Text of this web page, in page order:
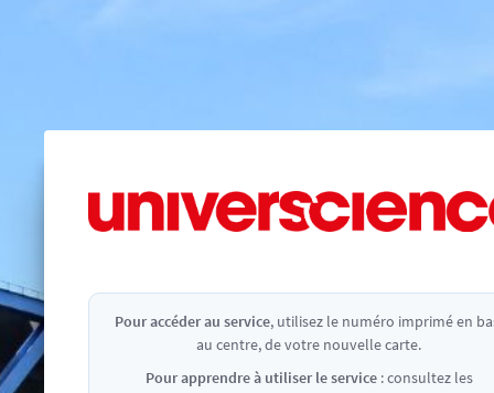
Pour accéder au service, utilisez le numéro imprimé en
au centre, de votre nouvelle carte.
Pour apprendre à utiliser le service: consultez les